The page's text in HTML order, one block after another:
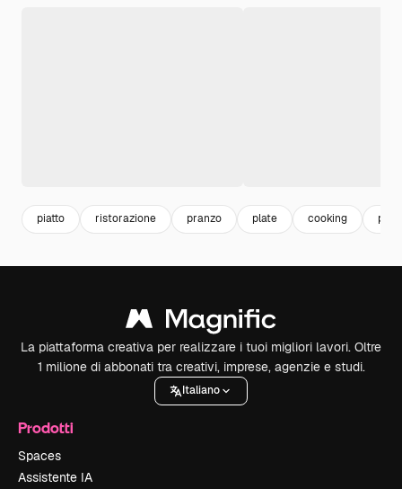
piatto ristorazione pranzo plate cooking
La piattaforma creativa per realizzare i tuoi migliori lavori. Oltre
1 milione di abbonati tra creativi, imprese, agenzie e studi.
Italiano
Prodotti
Spaces
Assistente IA